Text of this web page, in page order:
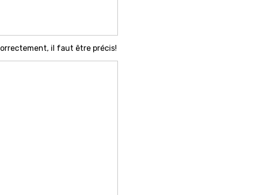
il faut être précis!